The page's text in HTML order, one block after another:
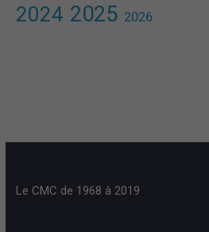
2024 2025 2026
Le CMC de 1968 à 2019